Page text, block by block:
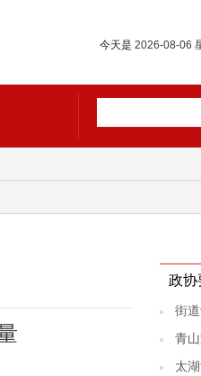
今天是 2026-08-06
政协
街
青
太